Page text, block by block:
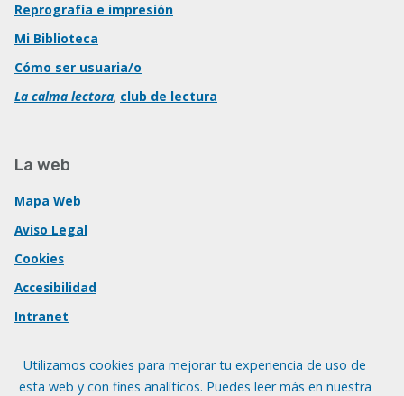
Reprografía e impresión
Mi Biblioteca
Cómo ser usuaria/o
La calma lectora, club de lectura
La web
Mapa Web
Aviso Legal
Cookies
Accesibilidad
Intranet
Utilizamos cookies para mejorar tu experiencia de uso de
esta web y con fines analíticos. Puedes leer más en nuestra